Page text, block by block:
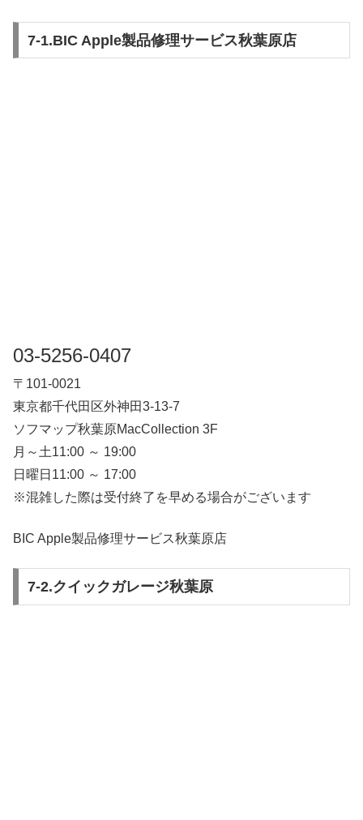
7-1.BIC Apple製品修理サービス秋葉原店
03-5256-0407
〒101-0021
東京都千代田区外神田3-13-7
ソフマップ秋葉原MacCollection 3F
月～土11:00 ～ 19:00
日曜日11:00 ～ 17:00
※混雑した際は受付終了を早める場合がございます
BIC Apple製品修理サービス秋葉原店
7-2.クイックガレージ秋葉原